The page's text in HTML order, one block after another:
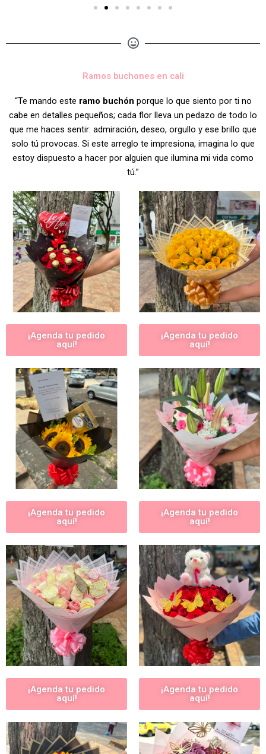
Ramos buchones en cali
“Te mando este ramo buchón porque lo que siento por ti no
cabe en detalles pequeños; cada flor lleva un pedazo de todo lo
que me haces sentir: admiración, deseo, orgullo y ese brillo que
solo tú provocas. Si este arreglo te impresiona, imagina lo que
estoy dispuesto a hacer por alguien que ilumina mi vida como
tú.”
¡Agenda tu pedido
aquí!
¡Agenda tu pedido
aquí!
¡Agenda tu pedido
aquí!
¡Agenda tu pedido
aquí!
¡Agenda tu pedido
aquí!
¡Agenda tu pedido
aquí!